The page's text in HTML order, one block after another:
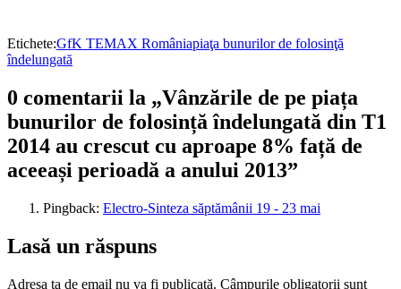
Etichete:GfK TEMAX Româniapiaţa bunurilor de folosinţă
îndelungată
0 comentarii la „Vânzările de pe piața
bunurilor de folosință îndelungată din T1
2014 au crescut cu aproape 8% față de
aceeași perioadă a anului 2013”
Pingback: Electro-Sinteza săptămânii 19 - 23 mai
Lasă un răspuns
Adresa ta de email nu va fi publicată. Câmpurile obligatorii sunt